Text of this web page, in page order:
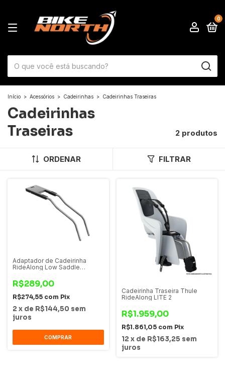
0
Início > Acessórios > Cadeirinhas > Cadeirinhas Traseiras
Cadeirinhas
Traseiras
2 produtos
ORDENAR FILTRAR
Adaptador de Cadeirinha
RideAlong Low Saddle
Selim Baixo
R$289,00
R$274,55 com Pix
2 x de R$144,50 sem
juros
COMPRAR
Cadeirinha Traseira Thule
RideAlong LITE 2
R$1.959,00
R$1.861,05 com Pix
12 x de R$163,25 sem
juros